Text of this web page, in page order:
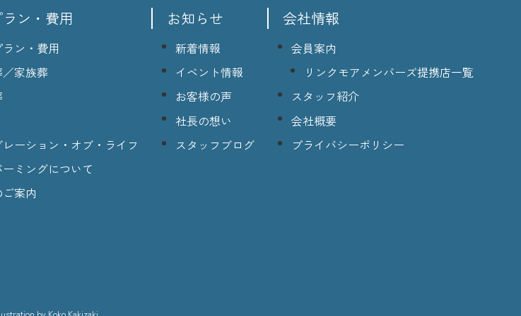
ン・費用
ン・費用
家族葬
レーション・オブ・ライフ
ミングについて
案内
お知らせ
新着情報
イベント情報
お客様の声
社長の想い
スタッフブログ
会社情報
会員案内
リンクモアメンバーズ提携店一覧
スタッフ紹介
会社概要
プライバシーポリシー